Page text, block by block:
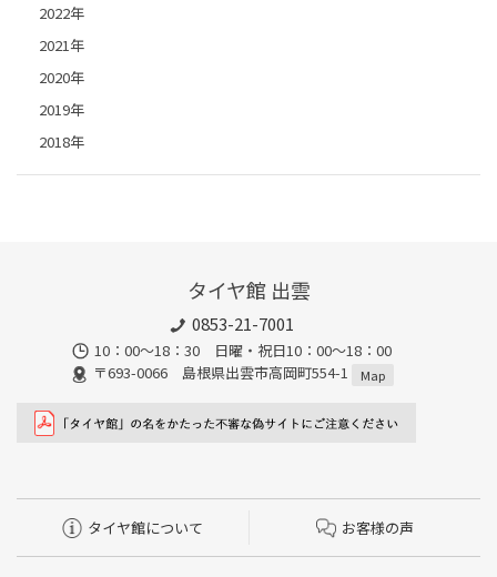
2022年
2021年
2020年
2019年
2018年
タイヤ館 出雲
0853-21-7001
10：00～18：30 日曜・祝日10：00～18：00
〒693-0066 島根県出雲市高岡町554-1
Map
タイヤ館について お客様の声